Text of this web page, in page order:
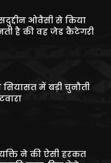
ओवैसी से किया
है की वह जेड कैटेगरी
में बड़ी चुनौती
ने की ऐसी हरकत